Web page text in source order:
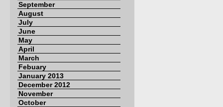
September
August
July
June
May
April
March
Febuary
January 2013
December 2012
November
October